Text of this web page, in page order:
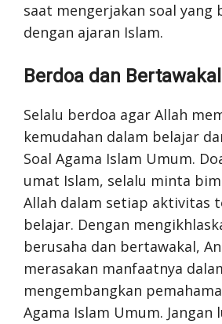
saat mengerjakan soal yang
dengan ajaran Islam.
Berdoa dan Bertawakal
Selalu berdoa agar Allah
kemudahan dalam belajar
Soal Agama Islam Umum.
umat Islam, selalu minta
Allah dalam setiap aktivitas
belajar. Dengan
berusaha dan bertawakal,
merasakan manfaatnya
mengembangkan
Agama Islam Umum. Jangan